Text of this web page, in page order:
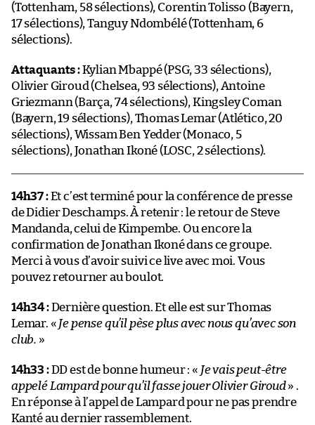
(Tottenham, 58 sélections), Corentin Tolisso (Bayern,
17 sélections), Tanguy Ndombélé (Tottenham, 6
sélections).
Attaquants :Kylian Mbappé (PSG, 33 sélections),
Olivier Giroud (Chelsea, 93 sélections), Antoine
Griezmann (Barça, 74 sélections), Kingsley Coman
(Bayern, 19 sélections), Thomas Lemar (Atlético, 20
sélections), Wissam Ben Yedder (Monaco, 5
sélections), Jonathan Ikoné (LOSC, 2 sélections).
14h37 :Et c’est terminé pour la conférence de presse
de Didier Deschamps. À retenir : le retour de Steve
Mandanda, celui de Kimpembe. Ou encore la
confirmation de Jonathan Ikoné dans ce groupe.
Merci à vous d’avoir suivi ce live avec moi. Vous
pouvez retourner au boulot.
14h34 :Dernière question. Et elle est sur Thomas
Lemar. « Je pense qu’il pèse plus avec nous qu’avec son
club. »
14h33 :DD est de bonne humeur : « Je vais peut-être
appelé Lampard pour qu’il fasse jouer Olivier Giroud» .
En réponse à l’appel de Lampard pour ne pas prendre
Kanté au dernier rassemblement.